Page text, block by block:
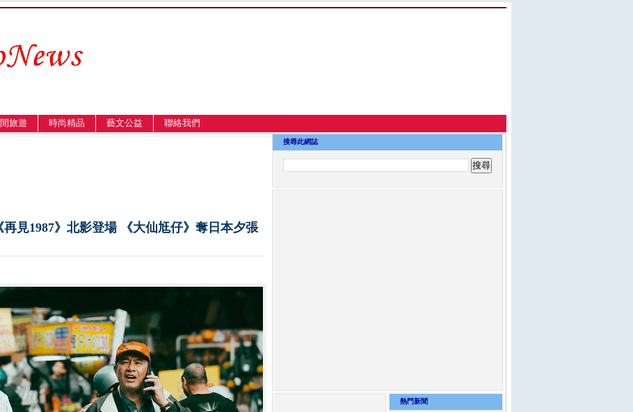
旅遊 時尚精品 藝文公益 聯絡我們
再見1987》北影登場 《大仙尪仔》奪日本夕張
搜尋此網誌
熱門新聞